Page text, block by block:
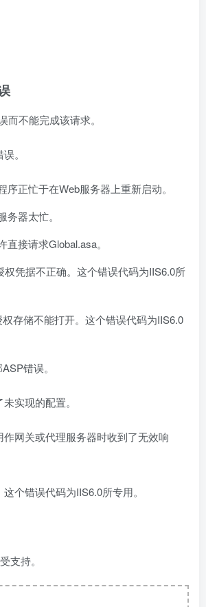
而不能完成该请求。
。
序正忙于在Web服务器上重新启动。
务器太忙。
直接请求Global.asa。
权凭据不正确。这个错误代码为IIS6.0所
存储不能打开。这个错误代码为IIS6.0
错误。
实现的配置。
作网关或代理服务器时收到了无效响
个错误代码为IIS6.0所专用。
支持。